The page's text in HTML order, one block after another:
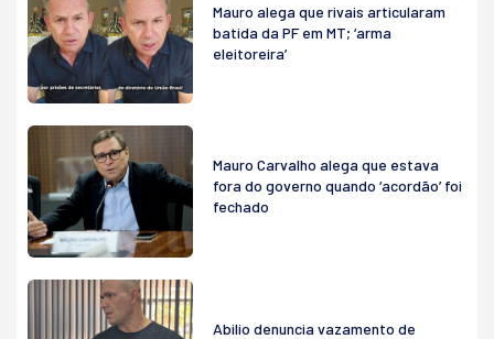
Mauro alega que rivais articularam
batida da PF em MT; ‘arma
eleitoreira’
Mauro Carvalho alega que estava
fora do governo quando ‘acordão’ foi
fechado
Abilio denuncia vazamento de